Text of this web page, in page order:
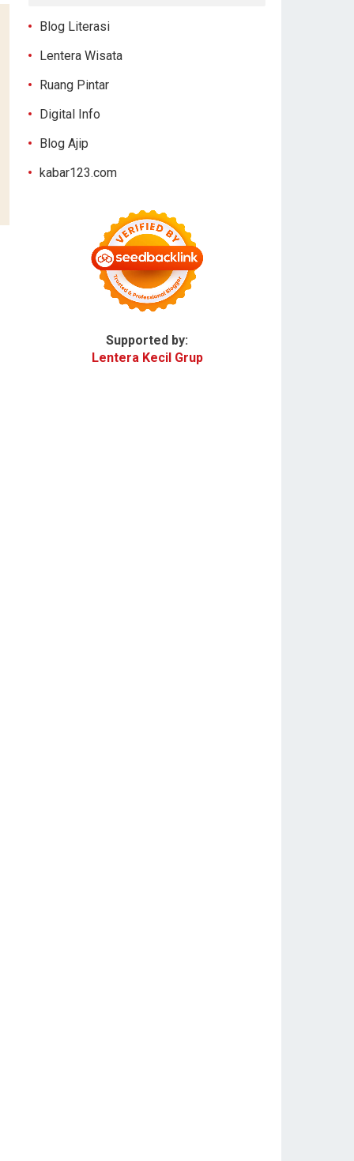
Blog Literasi
Lentera Wisata
Ruang Pintar
Digital Info
Blog Ajip
kabar123.com
Supported by:
Lentera Kecil Grup